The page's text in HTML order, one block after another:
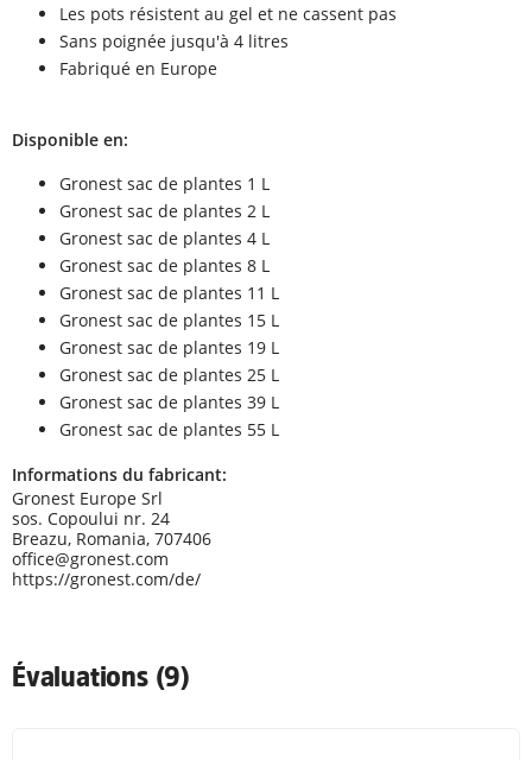
Les pots résistent au gel et ne cassent pas
Sans poignée jusqu'à 4 litres
Fabriqué en Europe
Disponible en:
Gronest sac de plantes 1 L
Gronest sac de plantes 2 L
Gronest sac de plantes 4 L
Gronest sac de plantes 8 L
Gronest sac de plantes 11 L
Gronest sac de plantes 15 L
Gronest sac de plantes 19 L
Gronest sac de plantes 25 L
Gronest sac de plantes 39 L
Gronest sac de plantes 55 L
Informations du fabricant:
Gronest Europe Srl
sos. Copoului nr. 24
Breazu, Romania, 707406
office@gronest.com
https://gronest.com/de/
Évaluations (9)